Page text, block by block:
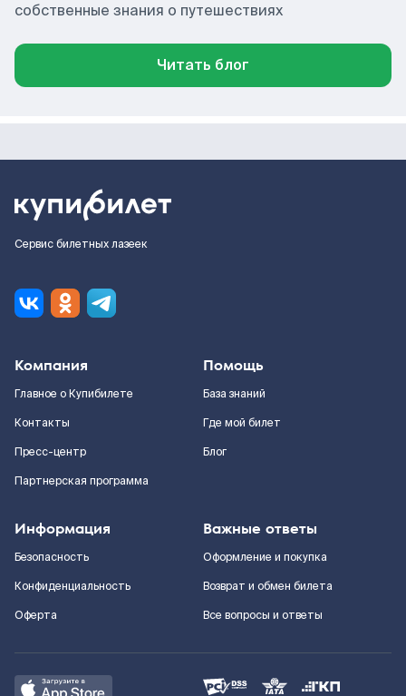
собственные знания о путешествиях
Читать блог
Сервис билетных лазеек
Компания
Главное о Купибилете
Контакты
Пресс-центр
Партнерская программа
Помощь
База знаний
Где мой билет
Блог
Информация
Безопасность
Конфиденциальность
Оферта
Важные ответы
Оформление и покупка
Возврат и обмен билета
Все вопросы и ответы